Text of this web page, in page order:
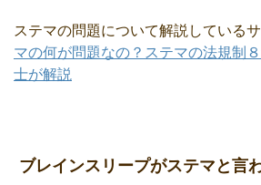
ステマの問題について解説している
マの何が問題なの？ステマの法規制
士が解説
ブレインスリープがステマと言